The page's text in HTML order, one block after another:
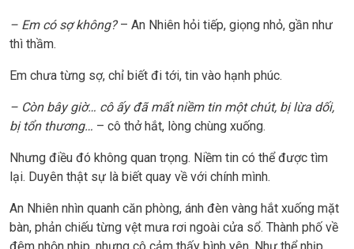
– Em có sợ không?– An Nhiên hỏi tiếp, giọng nhỏ, gần như
thì thầm.
Em chưa từng sợ, chỉ biết đi tới, tin vào hạnh phúc.
– Còn bây giờ… cô ấy đã mất niềm tin một chút, bị lừa dối,
bị tổn thương… – cô thở hắt, lòng chùng xuống.
Nhưng điều đó không quan trọng. Niềm tin có thể được tìm
lại. Duyên thật sự là biết quay về với chính mình.
An Nhiên nhìn quanh căn phòng, ánh đèn vàng hắt xuống mặt
bàn, phản chiếu từng vệt mưa rơi ngoài cửa sổ. Thành phố về